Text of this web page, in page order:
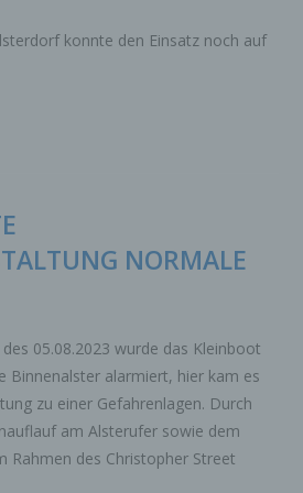
konnte den Einsatz noch auf
NORMALE
05.08.2023 wurde das Kleinboot
Binnenalster alarmiert, hier kam es
zu einer Gefahrenlagen. Durch
am Alsterufer sowie dem
Rahmen des Christopher Street
Person, deren
Daten von dem für die
verarbeitet
Vorgangsreihe im
mit personenbezogenen Daten
das Erfassen, die
Veränderung, das Auslesen,
Verbreitung oder eine
Bereitstellung, den Abgleich
die Einschränkung, das
Vernichtung.
der Verarbeitung